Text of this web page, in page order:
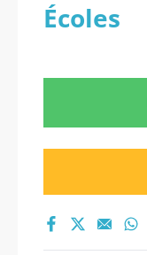
Écoles